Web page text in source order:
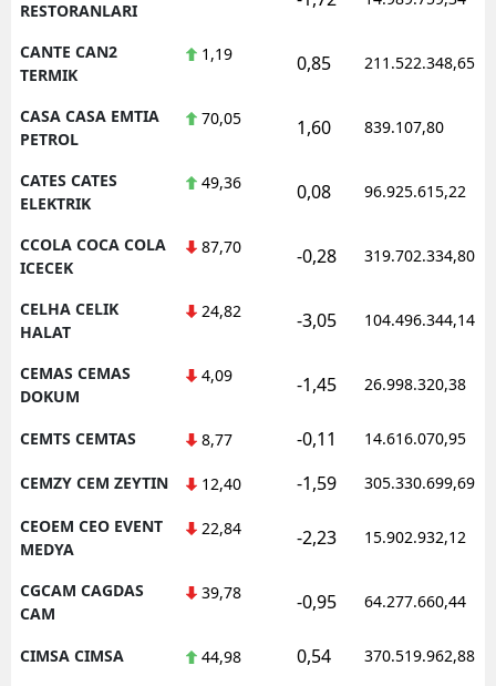
RESTORANLARI
CANTE CAN2
TERMIK
1,19 0,85 211.522.348,65
CASA CASA EMTIA
PETROL
70,05 1,60 839.107,80
CATES CATES
ELEKTRIK
49,36 0,08 96.925.615,22
CCOLA COCA COLA
ICECEK
87,70 -0,28 319.702.334,80
CELHA CELIK
HALAT
24,82 -3,05 104.496.344,14
CEMAS CEMAS
DOKUM
4,09 -1,45 26.998.320,38
CEMTS CEMTAS 8,77 -0,11 14.616.070,95
CEMZY CEM ZEYTIN 12,40 -1,59 305.330.699,69
CEOEM CEO EVENT
MEDYA
22,84 -2,23 15.902.932,12
CGCAM CAGDAS
CAM
39,78 -0,95 64.277.660,44
CIMSA CIMSA 44,98 0,54 370.519.962,88